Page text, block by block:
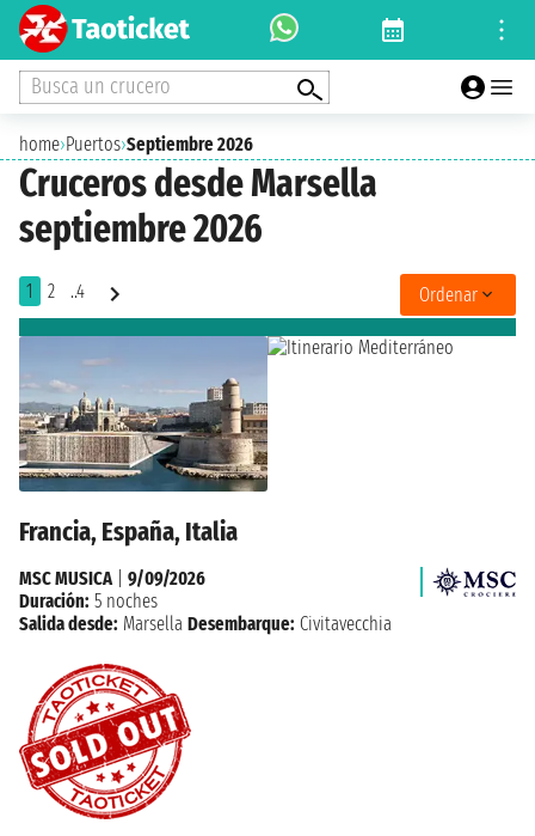
Busca un crucero
home›Puertos›Septiembre 2026
Cruceros desde Marsella
septiembre 2026
1 2 ..4 Ordenar
Francia, España, Italia
MSC MUSICA
9/09/2026
Duración: 5 noches
Salida desde: Marsella Desembarque: Civitavecchia